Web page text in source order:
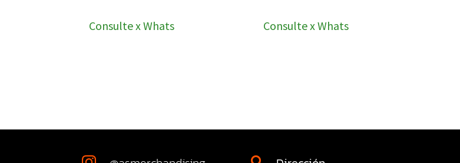
Consulte x Whats Consulte x Whats